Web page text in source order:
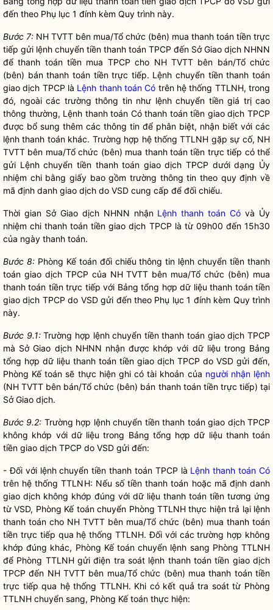
đến theo Phụ lục 1 đính kèm Quy trình này.
Bước 7: NH TVTT bên mua/Tổ chức (bên) mua thanh toán tiền trực
tiếp gửi lệnh chuyển tiền thanh toán TPCP đến Sở Giao dịch NHNN
để thanh toán tiền mua TPCP cho NH TVTT bên bán/Tổ chức
(bên) bán thanh toán tiền trực tiếp. Lệnh chuyển tiền thanh toán
giao dịch TPCP là Lệnh thanh toán Có trên hệ thống TTLNH, trong
đó, ngoài các trường thông tin như lệnh chuyển tiền giá trị cao
thông thường, Lệnh thanh toán Cóthanh toán tiền giao dịch TPCP
được bổ sung thêm các thông tin để phân biệt, nhận biết với các
lệnh thanh toán khác. Trường hợp hệ thống TTLNH gặp sự cố, NH
TVTT bên mua/Tổ chức (bên) mua thanh toán tiền trực tiếp có thể
gửi Lệnh chuyển tiền thanh toán giao dịch TPCP dưới dạng Ủy
nhiệm chi bằng giấy bao gồm trường thông tin theo quy định về
mã định danh giao dịch do VSD cung cấp để đối chiếu.
Thời gian Sở Giao dịch NHNN nhận Lệnh thanh toán Có và Ủy
nhiệm chi thanh toán tiền giao dịch TPCP là từ 09h00 đến 15h30
của ngày thanh toán.
Bước 8:Phòng Kế toán đối chiếu thông tin lệnh chuyển tiền thanh
toán giao dịch TPCP của NH TVTT bên mua/Tổ chức (bên) mua
thanh toán tiền trực tiếp với Bảng tổng hợp dữ liệu thanh toán tiền
giao dịch TPCP do VSD gửi đến theo Phụ lục 1 đính kèm Quy trình
này.
Bước 9.1:Trường hợp lệnh chuyển tiền thanh toán giao dịch TPCP
mà Sở Giao dịch NHNN nhận được khớp với dữ liệu trong Bảng
tổng hợp dữ liệu thanh toán tiền giao dịch TPCP do VSD gửi đến,
Phòng Kế toán sẽ thực hiện ghi có tài khoản của người nhận lệnh
(NH TVTT bên bán/Tổ chức (bên) bán thanh toán tiền trực tiếp) tại
Sở Giao dịch.
Bước 9.2: Trường hợp lệnh chuyển tiền thanh toán giao dịch TPCP
không khớp với dữ liệu trong Bảng tổng hợp dữ liệu thanh toán
tiền giao dịch TPCP do VSD gửi đến:
- Đối với lệnh chuyển tiền thanh toán TPCP là Lệnh thanh toán Có
trên hệ thống TTLNH: Nếu số tiền thanh toán hoặc mã định danh
giao dịch không khớp đúng với dữ liệu thanh toán tiền tương ứng
từ VSD, Phòng Kế toán chuyển Phòng TTLNH thực hiện trả lại lệnh
thanh toán cho NH TVTT bên mua/Tổ chức (bên) mua thanh toán
tiền trực tiếp qua hệ thống TTLNH. Đối với các trường hợp không
khớp đúng khác, Phòng Kế toán chuyển lệnh sang Phòng TTLNH
để Phòng TTLNH gửi điện tra soát lệnh thanh toán tiền giao dịch
TPCP đến NH TVTT bên mua/Tổ chức (bên) mua thanh toán tiền
trực tiếp qua hệ thống TTLNH. Khi có kết quả tra soát từ Phòng
TTLNH chuyển sang, Phòng Kế toán thực hiện: